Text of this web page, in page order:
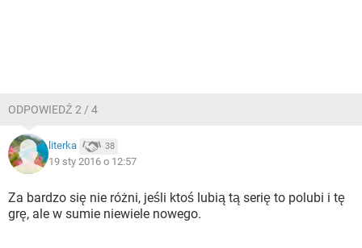
ODPOWIEDŹ 2 / 4
literka 38
19 sty 2016 o 12:57
Za bardzo się nie różni, jeśli ktoś lubią tą serię to polubi i tę
grę, ale w sumie niewiele nowego.